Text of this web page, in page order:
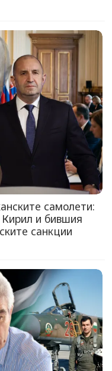
самолети:
и бившия
санкции